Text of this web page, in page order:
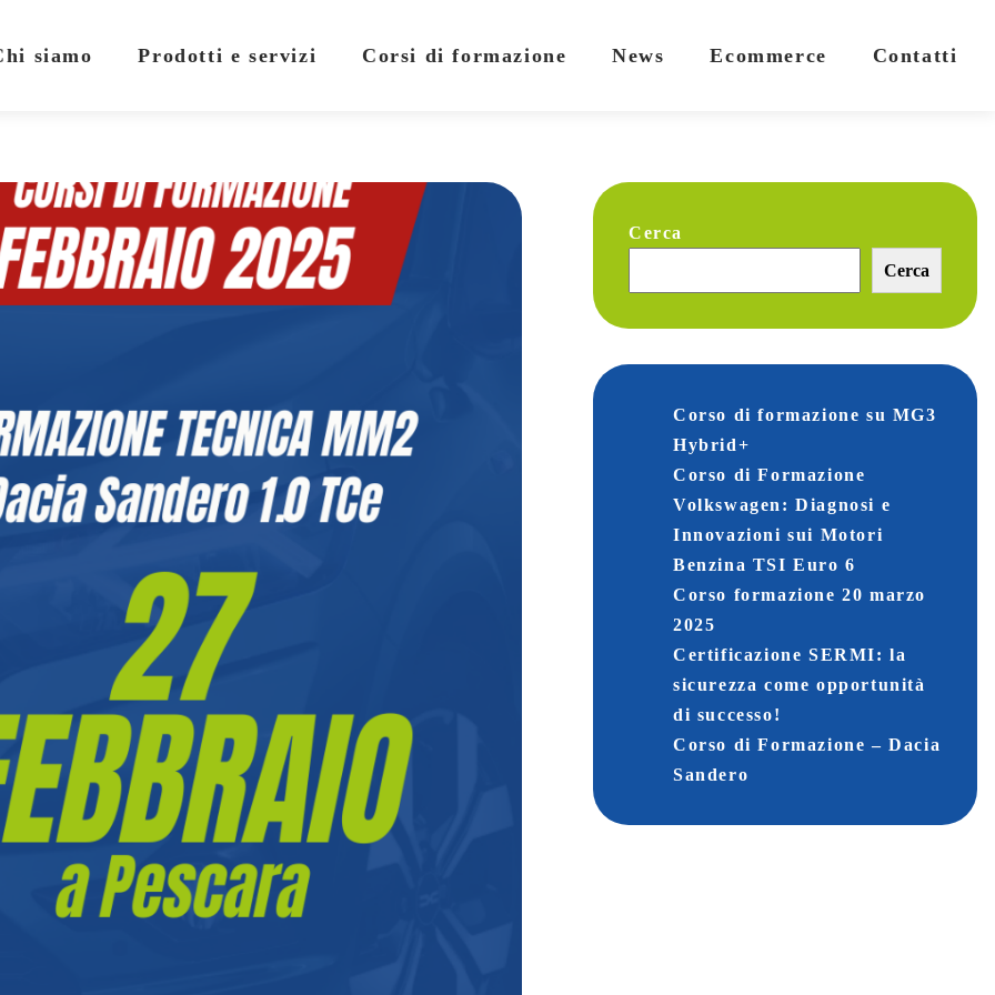
siamo Prodotti e servizi Corsi di formazione News Ecommerce Contatti
Cerca
Cerca
Corso di formazione su MG3
Hybrid+
Corso di Formazione
Volkswagen: Diagnosi e
Innovazioni sui Motori
Benzina TSI Euro 6
Corso formazione 20 marzo
2025
Certificazione SERMI: la
sicurezza come opportunità
di successo!
Corso di Formazione – Dacia
Sandero